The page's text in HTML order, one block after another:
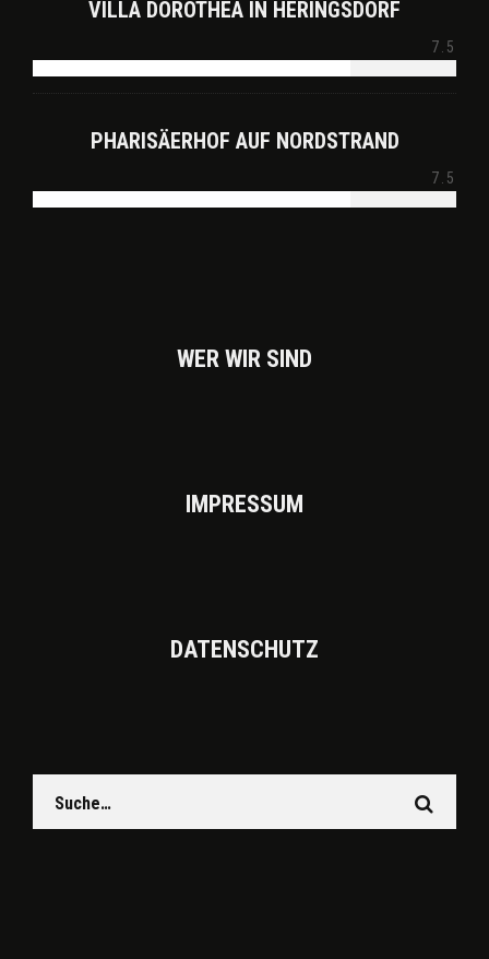
VILLA DOROTHEA IN HERINGSDORF
7.5
PHARISÄERHOF AUF NORDSTRAND
7.5
WER WIR SIND
IMPRES­SUM
DATEN­SCHUTZ